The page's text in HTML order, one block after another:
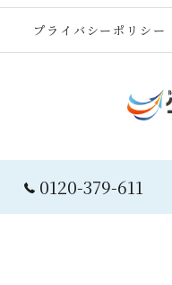
0120-379-611
プライバシーポリシー
© 2026 住み込みの仕事の求